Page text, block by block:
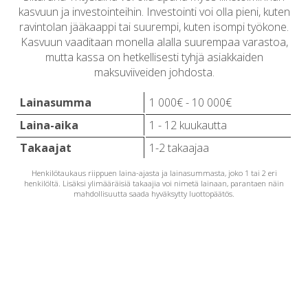
kasvuun ja investointeihin. Investointi voi olla pieni, kuten
ravintolan jääkaappi tai suurempi, kuten isompi työkone.
Kasvuun vaaditaan monella alalla suurempaa varastoa,
mutta kassa on hetkellisesti tyhjä asiakkaiden
maksuviiveiden johdosta.
Lainasumma
1 000€ - 10 000€
Laina-aika
1 - 12 kuukautta
Takaajat
1-2 takaajaa
Henkilötaukaus riippuen laina-ajasta ja lainasummasta, joko 1 tai 2 eri
henkilöltä. Lisäksi ylimääräisiä takaajia voi nimetä lainaan, parantaen näin
mahdollisuutta saada hyväksytty luottopäätös.